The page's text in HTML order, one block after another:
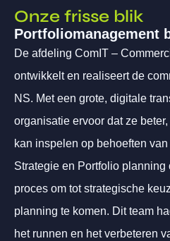
Onze frisse blik
Portfoliomanagement
De afdeling ComIT –
ontwikkelt en realiseert de
NS. Met een grote, digitale
organisatie ervoor dat ze
kan inspelen op behoeften
Strategie en Portfolio planning
proces om tot strategische
planning te komen. Dit team
het runnen en het verbeteren